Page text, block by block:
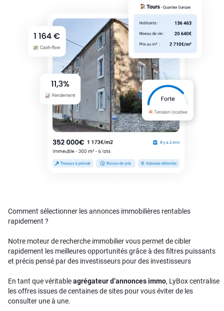
Comment sélectionner les annonces immobilières rentables
rapidement ?
Notre moteur de recherche immobilier vous permet de cibler
rapidement les meilleures opportunités grâce à des filtres puissants
et précis pensé par des investisseurs pour des investisseurs
En tant que véritableagrégateur d’annonces immo, LyBox centralise
les offres issues de centaines de sites pour vous éviter de les
consulter une à une.